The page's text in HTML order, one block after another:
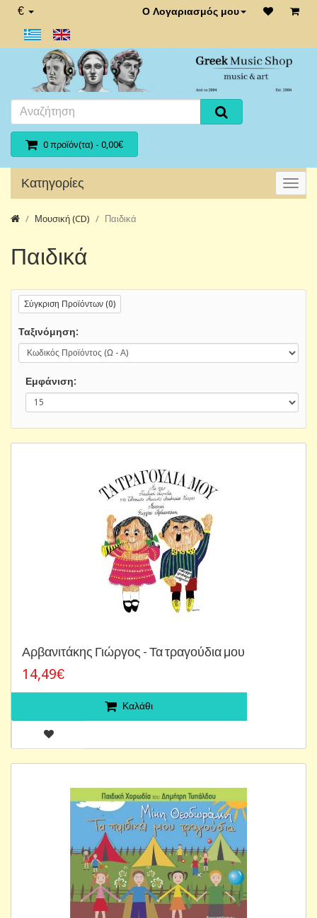
€ Ο Λογαριασμός μου
0 προϊόν(τα) - 0,00€
Κατηγορίες
Μουσική (CD) Παιδικά
Παιδικά
Σύγκριση Προϊόντων (0)
Ταξινόμηση:
Εμφάνιση:
Αρβανιτάκης Γιώργος - Τα τραγούδια μου
14,49€
Καλάθι